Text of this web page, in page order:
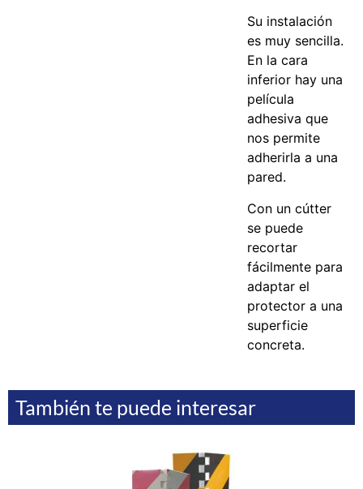
Su instalación
es muy sencilla.
En la cara
inferior hay una
película
adhesiva que
nos permite
adherirla a una
pared.
Con un cútter
se puede
recortar
fácilmente para
adaptar el
protector a una
superficie
concreta.
También te puede interesar